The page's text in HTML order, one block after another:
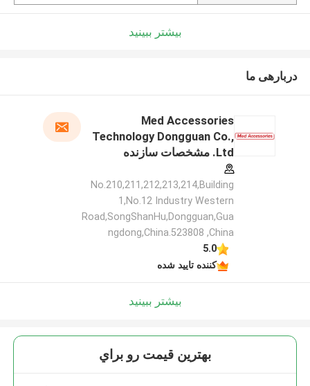
بیشتر ببینید
دربارهی ما
Med Accessories
Technology Dongguan Co.,
Ltd. مشخصات سازنده
No.210,211,212,213,214,Building
1,No.12 Industry Western
Road,SongShanHu,Dongguan,Gua
ngdong,China.523808 ,China
5.0
کننده تایید شده
بیشتر ببینید
بهترين قيمت رو براي